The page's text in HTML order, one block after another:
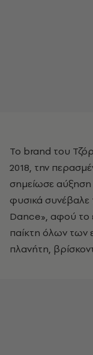
Το brand του
2018, την
σημείωσε
φυσικά συνέβαλε
Dance», αφού το
παίκτη όλων των
πλανήτη,